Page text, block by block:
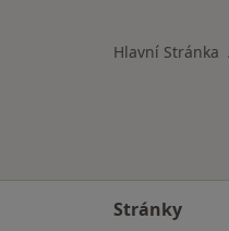
Hlavní Stránka
Stránky